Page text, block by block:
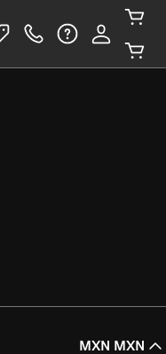
MXN MXN